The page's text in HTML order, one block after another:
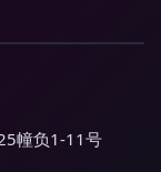
幢负1-11号